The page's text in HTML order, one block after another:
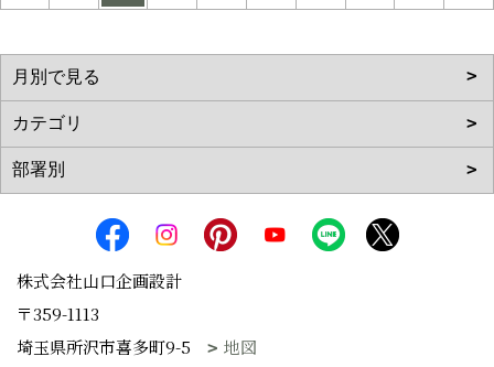
株式会社山口企画設計
〒359-1113
埼玉県所沢市喜多町9-5
地図